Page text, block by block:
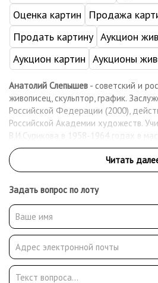
Оценка картин
Продажа
Продать картину Аукцион
Аукцион картин Аукционы
Анатолий Слепышев - советский и
живописец, скульптор, график.
Российской Федерации (2000),
Российской Академии художеств.
В.И.Сурикова в 1958-1964 годах в
1990-1996 годах жил и работал в
состоялось около тридцати
Франции. Участник знаменитого
С 1996 по 2001 год прошло более 100
Работы художника находятся в ГТГ,
региональных музеях России и
Задать вопрос по лоту